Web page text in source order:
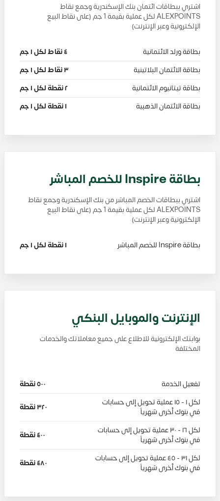
اشتري ببطاقات ائتمان بنك الإسكندرية وجمع نقاط
ALEXPOINTS لكل عملية بقيمة 1 جم (على نقاط البيع
الإلكترونية وعبر الإنترنت)
بطاقة ورلد الائتمانية
٤ نقاط لكل ١ جم
بطاقة الائتمان البلاتينية
٣ نقاط لكل ١ جم
بطاقة تيتانيوم الائتمانية
٢ نقطة لكل ١ جم
بطاقة الائتمان الذهبية
١ نقطة لكل ١ جم
بطاقة Inspire للخصم المباشر
اشتري ببطاقات الخصم المباشر من بنك الإسكندرية وجمع نقاط
ALEXPOINTS لكل عملية بقيمة 1 جم (على نقاط البيع
الإلكترونية وعبر الإنترنت)
بطاقة Inspire للخصم المباشر ١ نقطة لكل ١ جم
الإنترنت والموبايل البنكي
بوابتك الإلكترونية للاطلاع على جميع معاملاتك والخدمات
تفعيل الخدمة
٥٠٠ نقطة
لكل ١ - ١٥ عملية تحويل إلى حسابات
في بنوك أخرى شهرياً
٣٢٠ نقطة
لكل ١٦ - ٣٠ عملية تحويل إلى حسابات
في بنوك أخرى شهرياً
٤٠٠ نقطة
لكل ٣١ - ٤٥ عملية تحويل إلى حسابات
في بنوك أخرى شهرياً
٤٨٠ نقطة